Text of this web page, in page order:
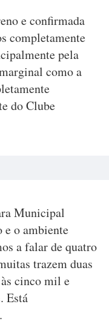
e confirmada
completamente
pela
como a
do Clube
Municipal
e o ambiente
a falar de quatro
trazem duas
cinco mil e
Está